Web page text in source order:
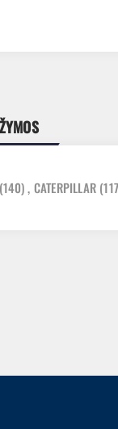
(140), CATERPILLAR